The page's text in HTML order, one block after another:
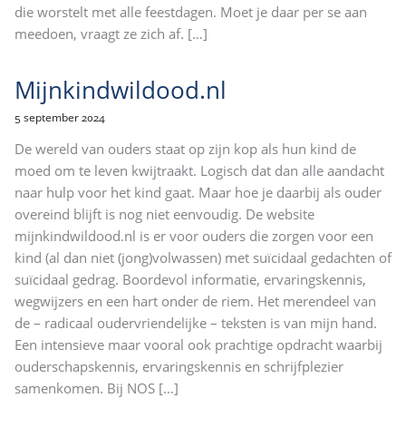
die worstelt met alle feestdagen. Moet je daar per se aan
meedoen, vraagt ze zich af. […]
Mijnkindwildood.nl
5 september 2024
De wereld van ouders staat op zijn kop als hun kind de
moed om te leven kwijtraakt. Logisch dat dan alle aandacht
naar hulp voor het kind gaat. Maar hoe je daarbij als ouder
overeind blijft is nog niet eenvoudig. De website
mijnkindwildood.nl is er voor ouders die zorgen voor een
kind (al dan niet (jong)volwassen) met suïcidaal gedachten of
suïcidaal gedrag. Boordevol informatie, ervaringskennis,
wegwijzers en een hart onder de riem. Het merendeel van
de – radicaal oudervriendelijke – teksten is van mijn hand.
Een intensieve maar vooral ook prachtige opdracht waarbij
ouderschapskennis, ervaringskennis en schrijfplezier
samenkomen. Bij NOS […]